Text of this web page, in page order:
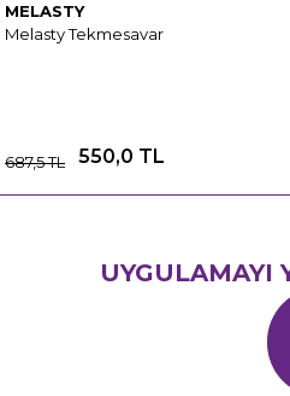
MELASTY
Melasty Tekmesavar
550,0 TL
687,5 TL
UYGULAMAYI